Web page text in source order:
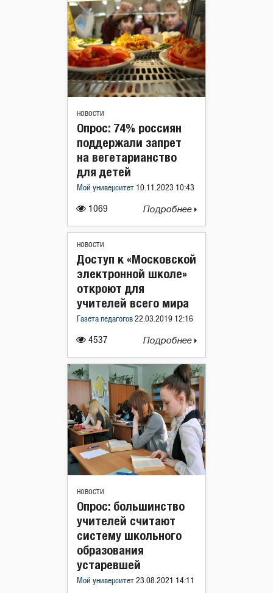
НОВОСТИ
1069
Опрос: 74% россиян
поддержали запрет
на вегетарианство
для детей
Мой университет 10.11.2023 10:43
Подробнее
НОВОСТИ
4537
Доступ к «Московской
электронной школе»
откроют для
учителей всего мира
Газета педагогов 22.03.2019 12:16
Подробнее
НОВОСТИ
Опрос: большинство
учителей считают
систему школьного
образования
устаревшей
Мой университет 23.08.2021 14:11